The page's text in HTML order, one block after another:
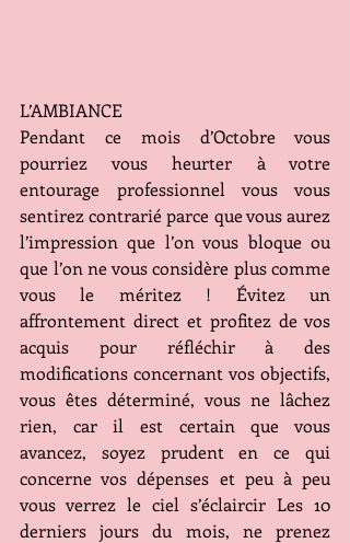
L’AMBIANCE
Pendant ce mois d’Octobre vous
pourriez vous heurter à votre
entourage professionnel vous vous
sentirez contrarié parce que vous aurez
l’impression que l’on vous bloque ou
que l’on ne vous considère plus comme
vous le méritez ! Évitez un
affrontement direct et profitez de vos
acquis pour réfléchir à des
modifications concernant vos objectifs,
vous êtes déterminé, vous ne lâchez
rien, car il est certain que vous
avancez, soyez prudent en ce qui
concerne vos dépenses et peu à peu
vous verrez le ciel s’éclaircir Les 10
derniers jours du mois, ne prenez